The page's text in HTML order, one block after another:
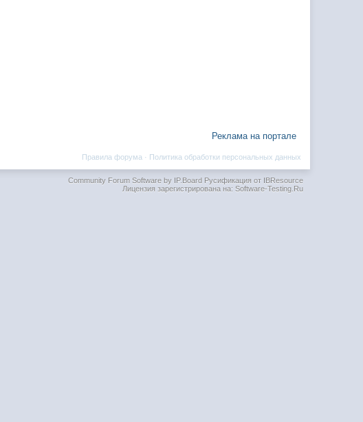
Реклама на портале
Политика обработки персональных данных
Правила форума ·
Community Forum Software by IP.BoardРусификация от IBResource
Лицензия зарегистрирована на: Software-Testing.Ru